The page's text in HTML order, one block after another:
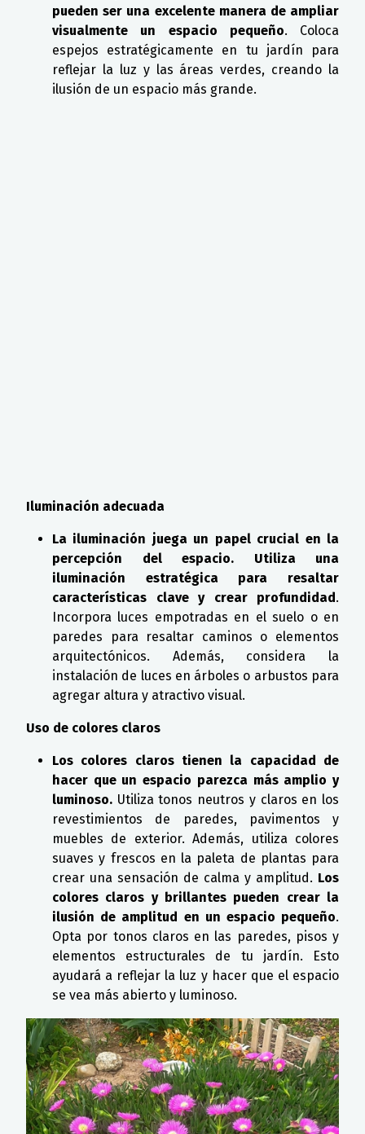
pueden ser una excelente manera de ampliar
visualmente un espacio pequeño. Coloca
espejos estratégicamente en tu jardín para
reflejar la luz y las áreas verdes, creando la
ilusión de un espacio más grande.
Iluminación adecuada
La iluminación juega un papel crucial en la
percepción del espacio. Utiliza una
iluminación estratégica para resaltar
características clave y crear profundidad.
Incorpora luces empotradas en el suelo o en
paredes para resaltar caminos o elementos
arquitectónicos. Además, considera la
instalación de luces en árboles o arbustos para
agregar altura y atractivo visual.
Uso de colores claros
Los colores claros tienen la capacidad de
hacer que un espacio parezca más amplio y
luminoso. Utiliza tonos neutros y claros en los
revestimientos de paredes, pavimentos y
muebles de exterior. Además, utiliza colores
suaves y frescos en la paleta de plantas para
crear una sensación de calma y amplitud. Los
colores claros y brillantes pueden crear la
ilusión de amplitud en un espacio pequeño.
Opta por tonos claros en las paredes, pisos y
elementos estructurales de tu jardín. Esto
ayudará a reflejar la luz y hacer que el espacio
se vea más abierto y luminoso.